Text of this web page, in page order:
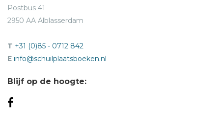
Postbus 41
2950 AA Alblasserdam
T +31 (0)85 - 0712 842
E info@schuilplaatsboeken.nl
Blijf op de hoogte: